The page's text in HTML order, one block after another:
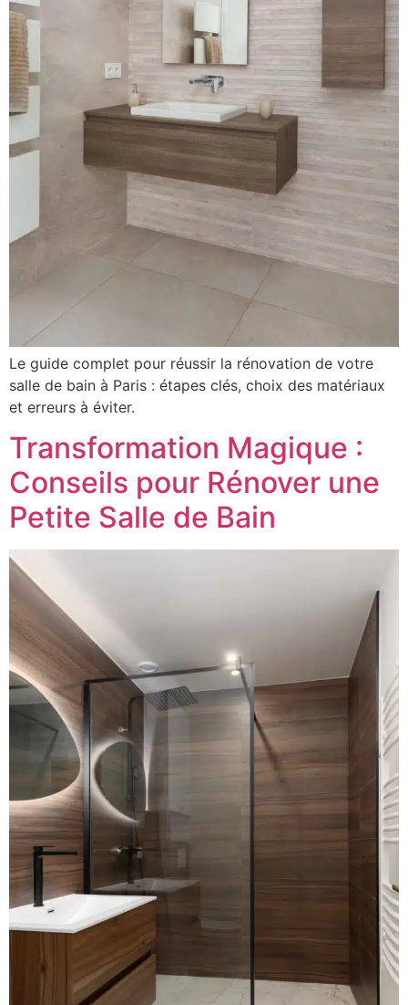
Le guide complet pour réussir la rénovation de votre
salle de bain à Paris : étapes clés, choix des matériaux
et erreurs à éviter.
Transformation Magique :
Conseils pour Rénover une
Petite Salle de Bain